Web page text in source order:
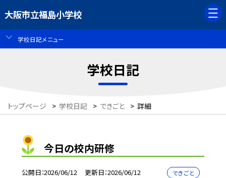
大阪市立福島小学校
学校日記メニュー
学校日記
トップページ > 学校日記 > できごと > 詳細
今日の校内研修
公開日 2026/06/12 更新日 2026/06/12 できごと